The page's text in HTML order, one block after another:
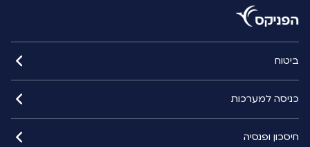
ביטוח
כניסה למערכות
חיסכון ופנסיה